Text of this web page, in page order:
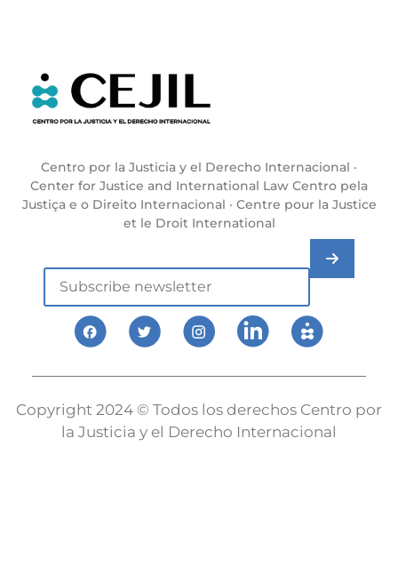
Centro por la Justicia y el Derecho Internacional ·
Center for Justice and International Law Centro pela
Justiça e o Direito Internacional · Centre pour la Justice
et le Droit International
Copyright 2024 © Todos los derechos Centro por
la Justicia y el Derecho Internacional